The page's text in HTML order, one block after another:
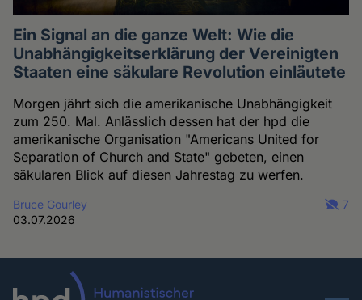
Ein Signal an die ganze Welt: Wie die
Unabhängigkeitserklärung der Vereinigten
Staaten eine säkulare Revolution einläutete
Morgen jährt sich die amerikanische Unabhängigkeit
zum 250. Mal. Anlässlich dessen hat der hpd die
amerikanische Organisation "Americans United for
Separation of Church and State" gebeten, einen
säkularen Blick auf diesen Jahrestag zu werfen.
Bruce Gourley
03.07.2026
7